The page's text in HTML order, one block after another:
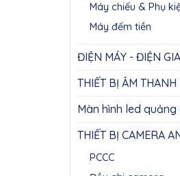
Máy chiếu & Phụ
Máy đếm tiền
ĐIỆN MÁY - ĐIỆN
THIẾT BỊ ÂM THANH
Màn hình led quảng
THIẾT BỊ CAMERA
PCCC